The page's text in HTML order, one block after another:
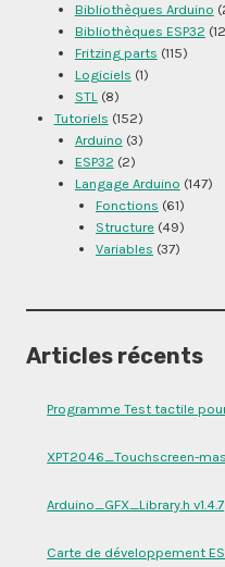
Bibliothèques Arduino
Bibliothèques ESP32
Fritzing parts (115)
Logiciels (1)
STL(8)
Tutoriels (152)
Arduino (3)
ESP32 (2)
Langage Arduino (147)
Fonctions (61)
Structure(49)
Variables (37)
Articles récents
Programme Test tactile pour
XPT2046_Touchscreen-
Arduino_GFX_Library.h v1.4.7
Carte de développement